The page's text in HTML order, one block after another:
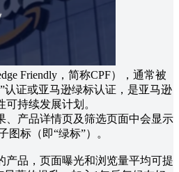
Friendly，简称CPF），通常被
认证或亚马逊绿标认证，是亚马逊
持续发展计划。
、产品详情页及筛选页面中会显示
图标（即“绿标”）。
产品，页面曝光和浏览量平均可提